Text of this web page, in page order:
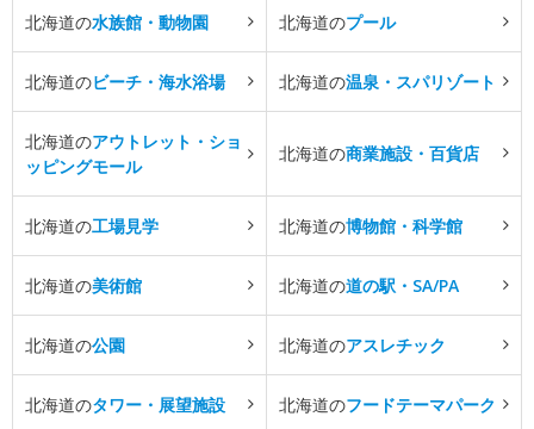
北海道の水族館・動物園 北海道のプール
北海道のビーチ・海水浴場 北海道の温泉・スパリゾート
北海道のアウトレット・ショ
ッピングモール
北海道の商業施設・百貨店
北海道の工場見学 北海道の博物館・科学館
北海道の美術館 北海道の道の駅・SA/PA
北海道の公園 北海道のアスレチック
北海道のタワー・展望施設 北海道のフードテーマパーク